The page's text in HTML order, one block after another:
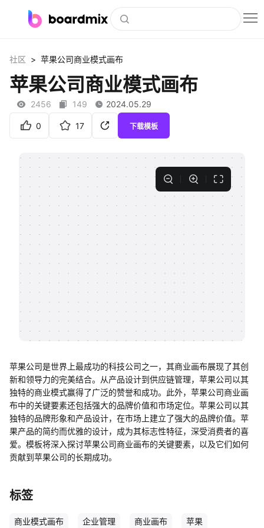
社区资源
下载
私有化部署
支持
帮助中心
知识分享社区
社区 > 苹果公司商业模式画布
苹果公司商业模式画布
2456 149 2024.05.29
0 17 下载模板
苹果公司是世界上最成功的科技公司之一，其商业画布展现了其创
新和领导力的完美结合。从产品设计到供应链管理，苹果公司以其
独特的商业模式赢得了广泛的赞誉和成功。此外，苹果公司商业画
布中的关键要素还包括强大的品牌价值和市场定位。苹果公司以其
独特的品牌形象和产品设计，在市场上建立了强大的品牌价值。苹
果产品的简约而优雅的设计，成为其标志性特征，深受消费者的喜
爱。模板将深入探讨苹果公司商业画布的关键要素，以及它们如何
贡献到苹果公司的长期成功。
标签
商业模式画布 企业管理 商业画布 苹果